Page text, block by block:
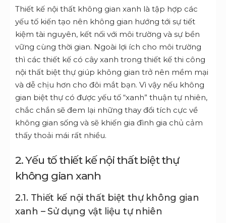
Thiết kế nội thất không gian xanh là tập hợp các
yếu tố kiến tạo nên không gian hướng tới sự tiết
kiệm tài nguyên, kết nối với môi trường và sự bền
vững cùng thời gian. Ngoài lợi ích cho môi trường
thì các thiết kế có cây xanh trong thiết kế thi công
nội thất biệt thự giúp không gian trở nên mềm mại
và dễ chịu hơn cho đôi mắt bạn. Vì vậy nếu không
gian biệt thự có được yếu tố “xanh” thuận tự nhiên,
chắc chắn sẽ đem lại những thay đổi tích cực về
không gian sống và sẽ khiến gia đình gia chủ cảm
thấy thoải mái rất nhiều.
2. Yếu tố thiết kế nội thất biệt thự
không gian xanh
2.1. Thiết kế nội thất biệt thự không gian
xanh –Sử dụng vật liệu tự nhiên